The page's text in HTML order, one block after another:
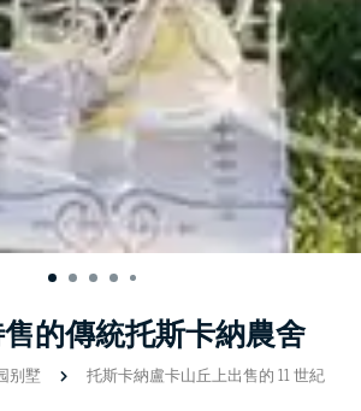
的傳統托斯卡納農舍
别墅
托斯卡納盧卡山丘上出售的 11 世紀